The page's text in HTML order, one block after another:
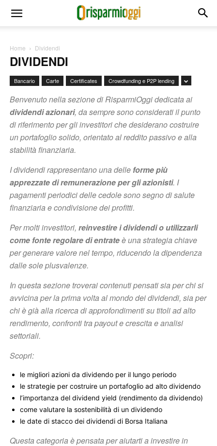
Home Dividendi
DIVIDENDI
Bancario Carte Certificates Crowdfunding e P2P lending
Benvenuto nella sezione diRisparmiOggidedicata ai
dividendi azionari, da sempre sono considerati il punto
di riferimento per gli investitori che desiderano costruire
un portafoglio solido, orientato al reddito passivo e alla
stabilità finanziaria.
I dividendi rappresentano una delle forme più
apprezzate di remunerazione per gli azionisti. I
pagamenti periodici delle cedole sono segno di salute
finanziaria e condivisione dei profitti.
Per molti investitori, reinvestire i dividendi o utilizzarli
come fonte regolare di entrateè una strategia chiave
per generare valore nel tempo, riducendo la dipendenza
dalle sole plusvalenze.
In questa sezione troverai contenuti pensati sia per chi si
avvicina per la prima volta al mondo dei dividendi, sia per
chi è già alla ricerca di approfondimenti su titoli ad alto
rendimento, confronti tra payout e crescita e analisi
settoriali.
Scopri:
le migliori azioni da dividendo per il lungo periodo
le strategie per costruire un portafoglio ad alto dividendo
l’importanza del dividend yield (rendimento da dividendo)
come valutare la sostenibilità di un dividendo
le date di stacco dei dividendi di Borsa Italiana
Questa categoria è pensata per aiutarti a investire in